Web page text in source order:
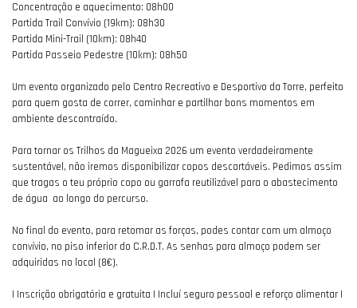
Concentração e aquecimento: 08h00
Partida Trail Convívio (19km): 08h30
Partida Mini-Trail (10km): 08h40
Partida Passeio Pedestre (10km): 08h50
Um evento organizado pelo Centro Recreativo e Desportivo da Torre, perfeito
para quem gosta de correr, caminhar e partilhar bons momentos em
ambiente descontraído.
Para tornar os Trilhos da Magueixa 2026 um evento verdadeiramente
sustentável, não iremos disponibilizar copos descartáveis. Pedimos assim
que tragas o teu próprio copo ou garrafa reutilizável para o abastecimento
de água ao longo do percurso.
No final do evento, para retomar as forças, podes contar com um almoço
convívio, no piso inferior do C.R.D.T. As senhas para almoço podem ser
adquiridas no local (8€).
| Inscrição obrigatória e gratuita | Incluí seguro pessoal e reforço alimentar |